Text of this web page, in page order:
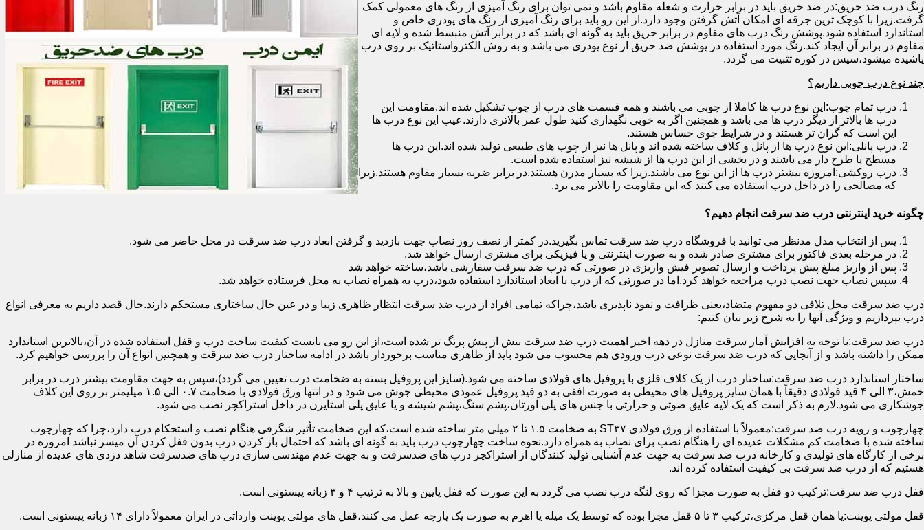
رنگ درب ضد حریق:در ضد حریق باید در برابر حرارت و شعله مقاوم باشد و نمی توان برای رنگ آمیزی از رنگ های معمولی کمک
گرفت.زیرا با کوچک ترین جرقه ای امکان آتش گرفتن وجود دارد.از این رو باید برای رنگ آمیزی از رنگ های پودری خاص و
استاندارد استفاده شود.پوشش رنگ درب های مقاوم در برابر حریق باید به گونه ای باشد که در برابر آتش منبسط شده و لایه ای
مقاوم در برابر آن ایجاد کند.رنگ مورد استفاده در پوشش ضد حریق از نوع پودری می باشد و به روش الکترواستاتیک بر روی درب
پاشیده میشود،سپس در کوره تثبیت می گردد.
چند نوع درب چوبی داریم؟
درب تمام چوب:این نوع درب ها کاملا از چوبی می باشند و همه قسمت های درب از چوب تشکیل شده اند.مقاومت این
درب ها بالاتر از دیگر درب ها می باشد و همچنین اگر به خوبی نگهداری کنید طول عمر بالاتری دارند.عیب این نوع درب ها
این است که گران تر هستند و در شرایط جوی حساس هستند.
درب پانلی:این نوع درب ها از پانل و کلاف ساخته شده اند و پانل ها نیز از چوب های طبیعی تولید شده اند.این درب ها
مسطح یا طرح دار می باشند و در بخشی از این درب ها از شیشه نیز استفاده شده است.
درب روکشی:امروزه بیشتر درب ها از این نوع می باشند.زیرا که بسیار مدرن هستند.در برابر ضربه بسیار مقاوم هستند.زیرا
که مصالحی را در داخل درب استفاده می کنند که این مقاومت را بالاتر می برد.
چگونه خرید اینترنتی درب ضد سرقت انجام دهیم؟
پس از انتخاب مدل مدنظر می توانید با فروشگاه درب ضد سرقت تماس بگیرید.در کمتر از نصف روز نصاب جهت بازدید و گرفتن ابعاد درب ضد سرقت در محل حاضر می شود.
در مرحله بعدی فاکتور برای مشتری صادر شده و به صورت اینترنتی و یا فیزیکی برای مشتری ارسال خواهد شد.
پس از واریز مبلغ پیش پرداخت و ارسال تصویر فیش واریزی در صورتی که درب ضد سرقت سفارشی باشد،ساخته خواهد شد
سپس نصاب جهت نصب درب مراجعه خواهد کرد.اما در صورتی که از درب با ابعاد استاندارد استفاده شود،درب به همراه نصاب به محل فرستاده خواهد شد.
درب ضد سرقت محل تلاقی دو مفهوم متضاد،یعنی ظرافت و نفوذ ناپذیری باشد،چراکه تمامی افراد از درب ضد سرقت انتظار ظاهری زیبا و در عین حال ساختاری مستحکم دارند.حال قصد داریم به معرفی انواع
درب بپردازیم و ویژگی آنها را به شرح زیر بیان کنیم:
درب ضد سرقت:با توجه به افزایش آمار سرقت منازل در دهه اخیر اهمیت درب ضد سرقت بیش از پیش پرنگ تر شده است،از این رو می بایست کیفیت ساخت درب و قفل استفاده شده در آن،بالاترین استاندارد
ممکن را داشته باشد و از آنجایی که درب ضد سرقت نوعی درب ورودی هم محسوب می شود باید از ظاهری مناسب برخوردار باشد در ادامه ساختار درب ضد سرقت و همچنین انواع آن را بررسی خواهیم کرد.
ساختار استاندارد درب ضد سرقت:ساختار درب از یک کلاف فلزی با پروفیل های فولادی ساخته می شود.(سایز این پروفیل بسته به ضخامت درب تعیین می گردد)،سپس به جهت مقاومت بیشتر درب در برابر
خمش،۳ الی ۴ قید فولادی دقیقاً با همان سایز پروفیل های محیطی به صورت افقی به دو قید پروفیل عمودی محیطی جوش می شود و در انتها ورق فولادی با ضخامت ۰.۷ الی ۱.۵ میلیمتر بر روی این کلاف
جوشکاری می شود.لازم به ذکر است که یک لایه عایق صوتی و حرارتی با جنس های پلی اورتان،پشم سنگ،پشم شیشه و یا عایق پلی استایرن در داخل استراکچر نصب می شود.
چهارچوب و رویه درب ضد سرقت:معمولاً با استفاده از ورق فولادی ST۳۷ به ضخامت ۱.۵ تا ۲ میلی متر ساخته شده است،که این ضخامت تأثیر شگرفی هنگام نصب و استحکام درب دارد،چرا که چهارچوب
ساخته شده با ضخامت کم مشکلات عدیده ای را هنگام نصب برای نصاب به همراه دارد.نحوه ساخت چهارچوب درب باید به گونه ای باشد که احتمال باز کردن درب بدون قفل کردن آن میسر نباشد امروزه در
برخی از کارگاه های تولیدی و کارخانه درب ضد سرقت به جهت عدم آشنایی تولید کنندگان از استراکچر درب های ضدسرقت و به جهت عدم مهندسی سازی درب های ضدسرقت شاهد دزدی های عدیده از منازلی
هستیم که از درب ضد سرقت بی کیفیت استفاده کرده اند.
قفل درب ضد سرقت:ترکیب دو قفل به صورت مجزا که روی لنگه درب نصب می گردد به این صورت که قفل پایین و بالا به ترتیب ۴ و ۳ زبانه پیستونی است.
قفل مولتی پوینت:یا همان قفل مرکزی،ترکیب ۳ تا ۵ قفل مجزا بوده که توسط یک میله یا اهرم به صورت یک پارچه عمل می کنند،قفل های مولتی پوینت وارداتی در ایران معمولاً دارای ۱۴ زبانه پیستونی است.